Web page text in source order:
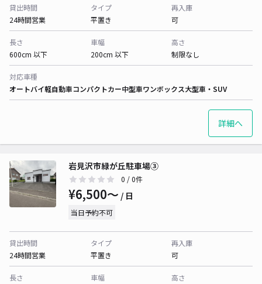
貸出時間
24時間営業
タイプ
平置き
再入庫
可
長さ
600cm 以下
車幅
200cm 以下
高さ
制限なし
対応車種
オートバイ軽自動車コンパクトカー中型車ワンボックス大型車・SUV
詳細へ
岩見沢市緑が丘駐車場③
0 / 0件
¥6,500〜 / 日
当日予約不可
貸出時間
24時間営業
タイプ
平置き
再入庫
可
長さ
車幅
高さ